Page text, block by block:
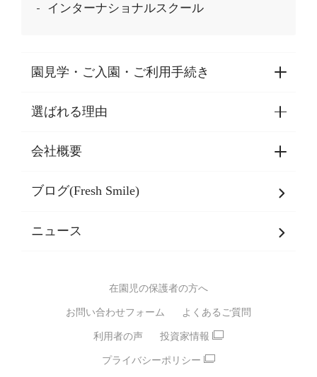
インターナショナルスクール
園見学・ご入園・ご利用手続き
園見学・ご入園・ご利用手続き
東京都認証保育所空き状況
選ばれる理由
選ばれる理由一覧
乳児期・幼児期・
バイリンガル保育園
スポーツ保育園
モンテッソーリ式保育園
STEAMS保育・学童
えいご
会社概要
会社概要
SDGsについて
ブログ(Fresh Smile)
ニュース
在園児の保護者の方へ
お問い合わせフォーム よくあるご質問
利用者の声 投資家情報
プライバシーポリシー